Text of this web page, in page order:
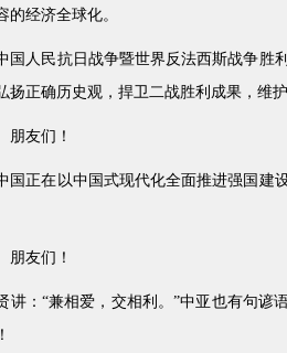
的经济全球化。
国人民抗日战争暨世界反法西斯战争胜
扬正确历史观，捍卫二战胜利成果，维
朋友们！
国正在以中国式现代化全面推进强国建
朋友们！
讲：“兼相爱，交相利。”中亚也有句谚